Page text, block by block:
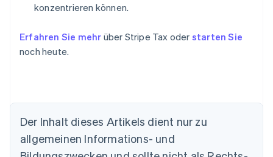
konzentrieren können.
Erfahren Sie mehr über Stripe Tax oder starten Sie
noch heute.
Der Inhalt dieses Artikels dient nur zu
allgemeinen Informations- und